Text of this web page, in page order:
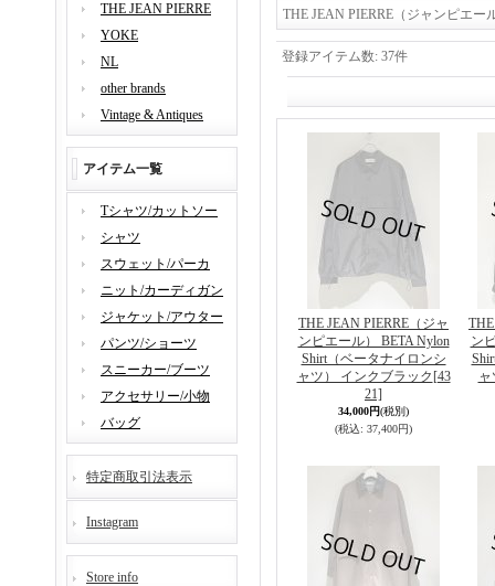
THE JEAN PIERRE
YOKE
NL
other brands
Vintage & Antiques
アイテム一覧
Tシャツ/カットソー
シャツ
スウェット/パーカ
ニット/カーディガン
ジャケット/アウター
パンツ/ショーツ
スニーカー/ブーツ
アクセサリー/小物
バッグ
特定商取引法表示
Instagram
Store info
THE JEAN PIERRE（ジャンピエー
登録アイテム数: 37件
THE JEAN PIERRE（ジャ
ンピエール） BETA Nylon
Shirt（ベータナイロンシ
ャツ） インクブラック [43
21]
34,000円(税別)
(税込: 37,400円)
ン